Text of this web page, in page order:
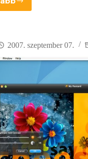
ImagePlay
játék
2007. szeptember 07.